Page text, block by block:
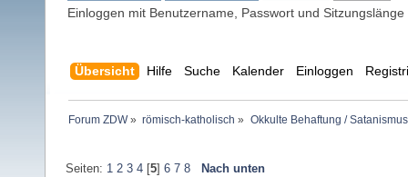
Einloggen mit Benutzername, Passwort und Sitzungslänge
Übersicht Hilfe Suche Kalender Einloggen
Forum ZDW» römisch-katholisch » Okkulte Behaftung /
Seiten: 1 2 3 4[5] 6 7 8 Nach unten